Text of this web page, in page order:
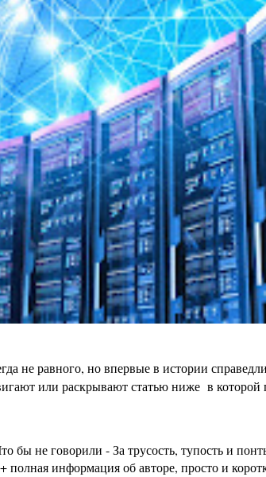
не равного, но впервые в истории
или раскрывают статью ниже в
бы не говорили - За трусость, тупость и
информация об авторе, просто и